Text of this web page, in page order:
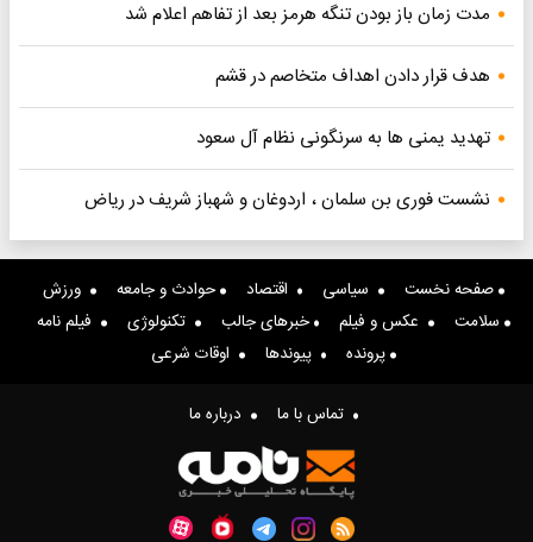
مدت زمان باز بودن تنگه هرمز بعد از تفاهم اعلام شد
هدف قرار دادن اهداف متخاصم در قشم
تهدید یمنی ها به سرنگونی نظام آل سعود
نشست فوری بن سلمان ، اردوغان و شهباز شریف در ریاض
صفحه نخست سیاسی اقتصاد حوادث و جامعه
ورزش
سلامت
عکس و فیلم خبرهای جالب تکنولوژی
فیلم نامه
پرونده
پیوندها اوقات شرعی
تماس با ما درباره ما